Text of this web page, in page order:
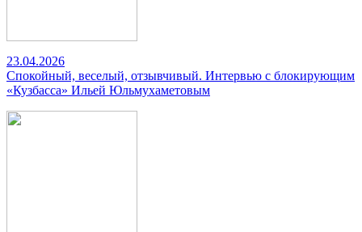
23.04.2026
Спокойный, веселый, отзывчивый. Интервью с блокирующим
«Кузбасса» Ильей Юльмухаметовым